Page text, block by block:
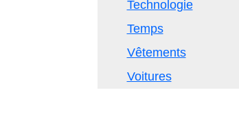
Technologie
Temps
Vêtements
Voitures